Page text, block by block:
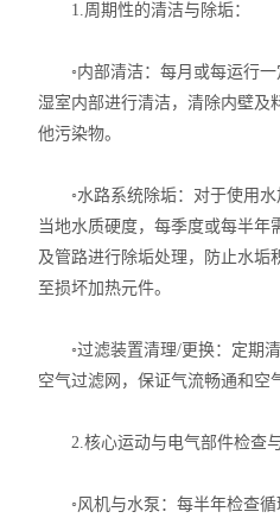
1.周期性的清洁与除垢：
◦内部清洁：每月或每运行一
湿室内部进行清洁，清除内壁及
他污染物。
◦水路系统除垢：对于使用水
当地水质硬度，每季度或每半年
及管路进行除垢处理，防止水垢
至损坏加热元件。
◦过滤装置清理/更换：定期清
空气过滤网，保证气流畅通和空
2.核心运动与电气部件检查与
◦风机与水泵：每半年检查循